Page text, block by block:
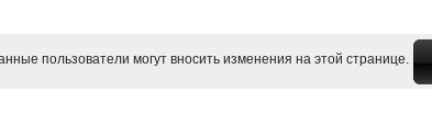
пользователи могут вносить изменения на этой странице.